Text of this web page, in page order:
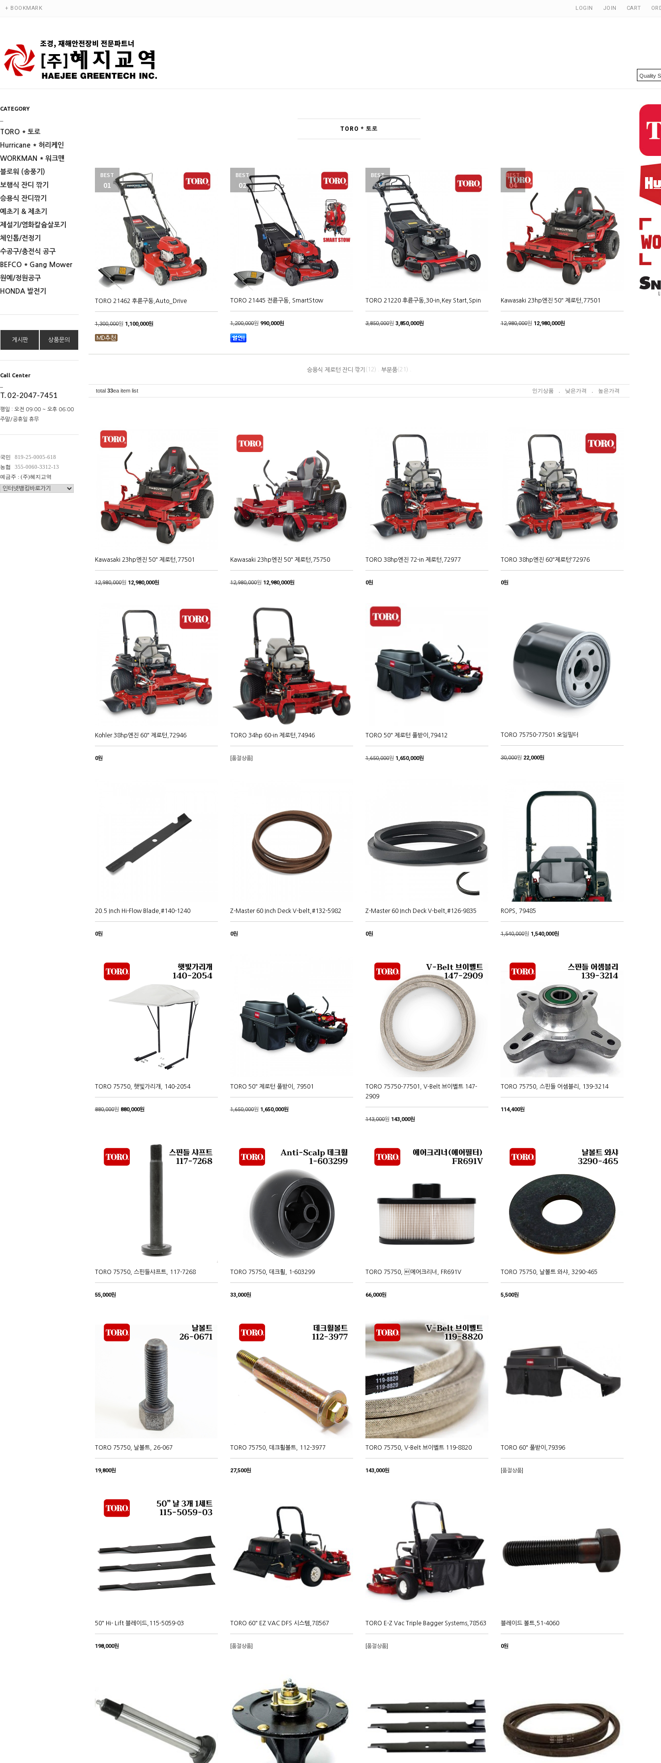
+ BOOKMARK LOGIN JOIN CART
CATEGORY
TORO * 토로
Hurricane * 허리케인
WORKMAN * 워크맨
블로워 (송풍기)
보행식 잔디 깎기
승용식 잔디깎기
예초기 & 제초기
제설기/염화칼슘살포기
체인톱/전정기
수공구/충전식 공구
BEFCO * Gang Mower
원예/정원공구
HONDA 발전기
게시판 상품문의
Call Center
T. 02-2047-7451
평일 : 오전 09:00 ~ 오후 06:00
주말/공휴일 휴무
국민
819-25-0005-618
농협
355-0060-3312-13
예금주 : (주)혜지교역
TORO * 토로
BEST
01
TORO 21462 후륜구동,Auto_Drive
1,300,000원 1,100,000원
BEST
02
TORO 21445 전륜구동, SmartStow
1,200,000원 990,000원
BEST
03
TORO 21220 후륜구동,30-in,Key Start,Spin
3,850,000원 3,850,000원
BEST
04
Kawasaki 23hp엔진 50" 제로턴,77501
12,980,000원 12,980,000원
승용식 제로턴 잔디 깎기 (12) . 부분품(21) .
total 33ea item list 인기상품 낮은가격 높은가격
Kawasaki 23hp엔진 50" 제로턴,77501
12,980,000원 12,980,000원
Kawasaki 23hp엔진 50" 제로턴,75750
12,980,000원 12,980,000원
TORO 38hp엔진 72-in 제로턴,72977
0원
TORO 38hp엔진 60"제로턴'72976
0원
Kohler 38hp엔진 60" 제로턴,72946
0원
TORO 34hp 60-in 제로턴,74946
[품절상품]
TORO 50" 제로턴 풀받이,79412
1,650,000원 1,650,000원
TORO 75750-77501 오일필터
30,000원 22,000원
20.5 Inch Hi-Flow Blade,#140-1240
0원
Z-Master 60 Inch Deck V-belt,#132-5982
0원
Z-Master 60 Inch Deck V-belt,#126-9835
0원
ROPS, 79485
1,540,000원 1,540,000원
TORO 75750, 햇빛가리개, 140-2054
880,000원 880,000원
TORO 50" 제로턴 풀받이, 79501
1,650,000원 1,650,000원
TORO 75750-77501, V-Belt 브이벨트 147-
2909
143,000원 143,000원
TORO 75750, 스핀들 어셈블리, 139-3214
114,400원
TORO 75750, 스핀들샤프트, 117-7268
55,000원
TORO 75750, 데크휠, 1-603299
33,000원
TORO 75750, 에어크리너, FR691V
66,000원
TORO 75750, 날볼트 와샤, 3290-465
5,500원
TORO 75750, 날볼트, 26-067
19,800원
TORO 75750, 데크휠볼트, 112-3977
27,500원
TORO 75750, V-Belt 브이벨트 119-8820
143,000원
TORO 60" 풀받이,79396
[품절상품]
50" Hi- Lift 블레이드,115-5059-03
198,000원
TORO 60" EZ VAC DFS 시스템,78567
[품절상품]
TORO E-Z Vac Triple Bagger Systems,78563
[품절상품]
블레이드 볼트,51-4060
0원